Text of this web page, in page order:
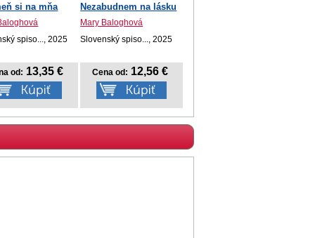
si na mňa
spiso..., 2025
od: 13,35 €
Nezabudnem na lásku
Mary Baloghová
Slovenský spiso..., 2025
Cena od: 12,56 €